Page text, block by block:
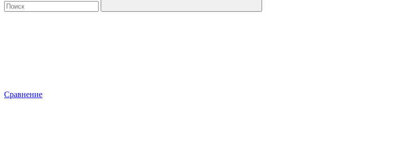
Сравнение